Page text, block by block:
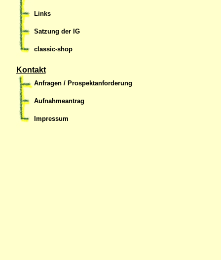
Links
Satzung der IG
classic-shop
Kontakt
Anfragen / Prospektanforderung
Aufnahmeantrag
Impressum